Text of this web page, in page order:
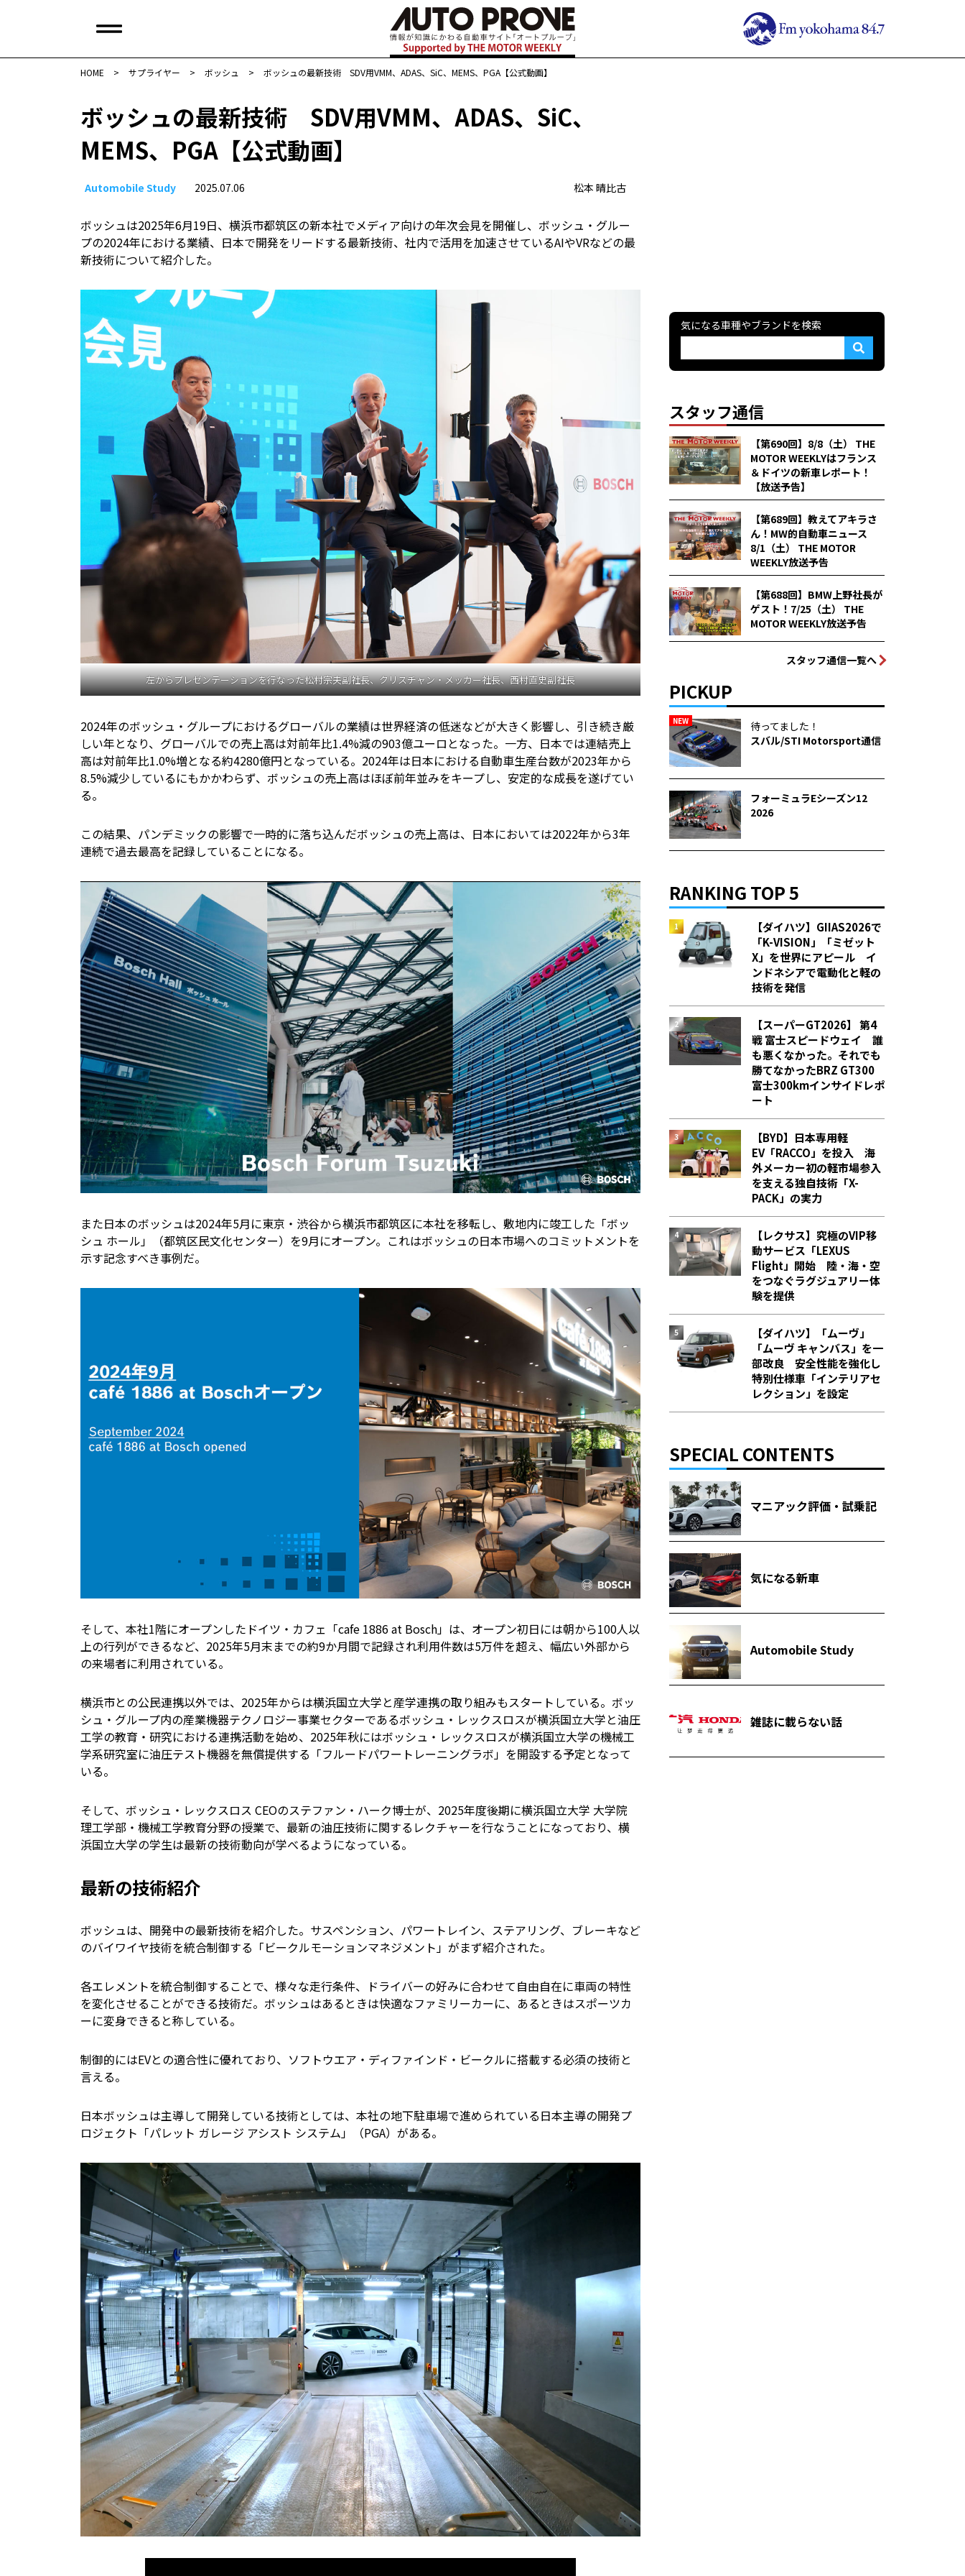
HOME > サプライヤー > ボッシュ > ボッシュの最新技術 SDV用VMM、ADAS、SiC、MEMS、PGA【公式動画】
ボッシュの最新技術 SDV用VMM、ADAS、SiC、
MEMS、PGA【公式動画】
Automobile Study 2025.07.06 松本 晴比古
ボッシュは2025年6月19日、横浜市都筑区の新本社でメディア向けの年次会見を開催し、ボッシュ・グルー
プの2024年における業績、日本で開発をリードする最新技術、社内で活用を加速させているAIやVRなどの最
新技術について紹介した。
左からプレゼンテーションを行なった松村宗夫副社長、クリスチャン・メッカー社長、西村直史副社長
2024年のボッシュ・グループにおけるグローバルの業績は世界経済の低迷などが大きく影響し、引き続き厳
しい年となり、グローバルでの売上高は対前年比1.4%減の903億ユーロとなった。一方、日本では連結売上
高は対前年比1.0%増となる約4280億円となっている。2024年は日本における自動車生産台数が2023年から
8.5%減少しているにもかかわらず、ボッシュの売上高はほぼ前年並みをキープし、安定的な成長を遂げてい
る。
この結果、パンデミックの影響で一時的に落ち込んだボッシュの売上高は、日本においては2022年から3年
連続で過去最高を記録していることになる。
また日本のボッシュは2024年5月に東京・渋谷から横浜市都筑区に本社を移転し、敷地内に竣工した「ボッ
シュ ホール」（都筑区民文化センター）を9月にオープン。これはボッシュの日本市場へのコミットメントを
示す記念すべき事例だ。
そして、本社1階にオープンしたドイツ・カフェ「cafe 1886 at Bosch」は、オープン初日には朝から100人以
上の行列ができるなど、2025年5月末までの約9か月間で記録され利用件数は5万件を超え、幅広い外部から
の来場者に利用されている。
横浜市との公民連携以外では、2025年からは横浜国立大学と産学連携の取り組みもスタートしている。ボッ
シュ・グループ内の産業機器テクノロジー事業セクターであるボッシュ・レックスロスが横浜国立大学と油圧
工学の教育・研究における連携活動を始め、2025年秋にはボッシュ・レックスロスが横浜国立大学の機械工
学系研究室に油圧テスト機器を無償提供する「フルードパワートレーニングラボ」を開設する予定となって
いる。
そして、ボッシュ・レックスロス CEOのステファン・ハーク博士が、2025年度後期に横浜国立大学 大学院
理工学部・機械工学教育分野の授業で、最新の油圧技術に関するレクチャーを行なうことになっており、横
浜国立大学の学生は最新の技術動向が学べるようになっている。
最新の技術紹介
ボッシュは、開発中の最新技術を紹介した。サスペンション、パワートレイン、ステアリング、ブレーキなど
のバイワイヤ技術を統合制御する「ビークルモーションマネジメント」がまず紹介された。
各エレメントを統合制御することで、様々な走行条件、ドライバーの好みに合わせて自由自在に車両の特性
を変化させることができる技術だ。ボッシュはあるときは快適なファミリーカーに、あるときはスポーツカ
ーに変身できると称している。
制御的にはEVとの適合性に優れており、ソフトウエア・ディファインド・ビークルに搭載する必須の技術と
言える。
日本ボッシュは主導して開発している技術としては、本社の地下駐車場で進められている日本主導の開発プ
ロジェクト「パレット ガレージ アシスト システム」（PGA）がある。
気になる車種やブランドを検索
スタッフ通信
【第690回】8/8（土） THE
MOTOR WEEKLYはフランス
＆ドイツの新車レポート！
【放送予告】
【第689回】教えてアキラさ
ん！MW的自動車ニュース
8/1（土） THE MOTOR
WEEKLY放送予告
【第688回】BMW上野社長が
ゲスト！7/25（土） THE
MOTOR WEEKLY放送予告
スタッフ通信一覧へ
PICKUP
NEW
待ってました！
スバル/STI Motorsport通信
フォーミュラEシーズン12
2026
RANKING TOP 5
【ダイハツ】GIIAS2026で
「K-VISION」「ミゼット
X」を世界にアピール イ
ンドネシアで電動化と軽の
技術を発信
【スーパーGT2026】 第4
戦 富士スピードウェイ 誰
も悪くなかった。それでも
勝てなかった――BRZ GT300
富士300kmインサイドレポ
ート
【BYD】日本専用軽
EV「RACCO」を投入 海
外メーカー初の軽市場参入
を支える独自技術「X-
PACK」の実力
【レクサス】究極のVIP移
動サービス「LEXUS
Flight」開始 陸・海・空
をつなぐラグジュアリー体
験を提供
【ダイハツ】「ムーヴ」
「ムーヴ キャンバス」を一
部改良 安全性能を強化し
特別仕様車「インテリアセ
レクション」を設定
SPECIAL CONTENTS
マニアック評価・試乗記
気になる新車
Automobile Study
雑誌に載らない話